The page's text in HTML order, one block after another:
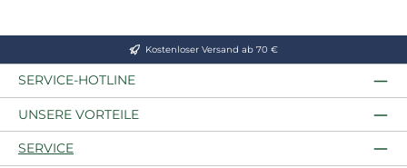
Kostenloser Versand ab 70 €
SERVICE-HOTLINE
UNSERE VORTEILE
SERVICE